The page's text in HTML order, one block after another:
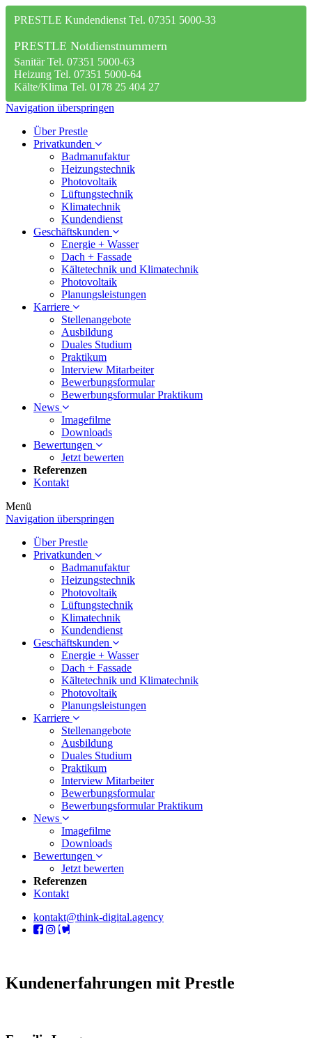
PRESTLE Kundendienst Tel. 07351 5000-33
PRESTLE Notdienstnummern
Sanitär Tel. 07351 5000-63
Heizung Tel. 07351 5000-64
Kälte/Klima Tel. 0178 25 404 27
Navigation überspringen
Über Prestle
Privatkunden
Badmanufaktur
Heizungstechnik
Photovoltaik
Lüftungstechnik
Klimatechnik
Kundendienst
Geschäftskunden
Energie + Wasser
Dach + Fassade
Kältetechnik und Klimatechnik
Photovoltaik
Planungsleistungen
Karriere
Stellenangebote
Ausbildung
Duales Studium
Praktikum
Interview Mitarbeiter
Bewerbungsformular
Bewerbungsformular Praktikum
News
Imagefilme
Downloads
Bewertungen
Jetzt bewerten
Referenzen
Kontakt
Menü
Navigation überspringen
Über Prestle
Privatkunden
Badmanufaktur
Heizungstechnik
Photovoltaik
Lüftungstechnik
Klimatechnik
Kundendienst
Geschäftskunden
Energie + Wasser
Dach + Fassade
Kältetechnik und Klimatechnik
Photovoltaik
Planungsleistungen
Karriere
Stellenangebote
Ausbildung
Duales Studium
Praktikum
Interview Mitarbeiter
Bewerbungsformular
Bewerbungsformular Praktikum
News
Imagefilme
Downloads
Bewertungen
Jetzt bewerten
Referenzen
Kontakt
kontakt@think-digital.agency
Kundenerfahrungen mit Prestle